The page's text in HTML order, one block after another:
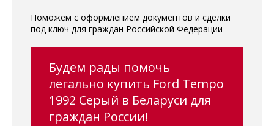
Поможем с оформлением документов и сделки
под ключ для граждан Российской Федерации
Будем рады помочь
легально купить Ford Tempo
1992 Серый в Беларуси для
граждан России!